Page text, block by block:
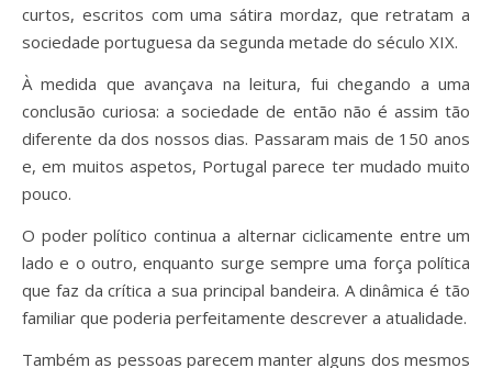
curtos, escritos com uma sátira mordaz, que retratam a
sociedade portuguesa da segunda metade do século XIX.
À medida que avançava na leitura, fui chegando a uma
conclusão curiosa: a sociedade de então não é assim tão
diferente da dos nossos dias. Passaram mais de 150 anos
e, em muitos aspetos, Portugal parece ter mudado muito
pouco.
O poder político continua a alternar ciclicamente entre um
lado e o outro, enquanto surge sempre uma força política
que faz da crítica a sua principal bandeira. A dinâmica é tão
familiar que poderia perfeitamente descrever a atualidade.
Também as pessoas parecem manter alguns dos mesmos